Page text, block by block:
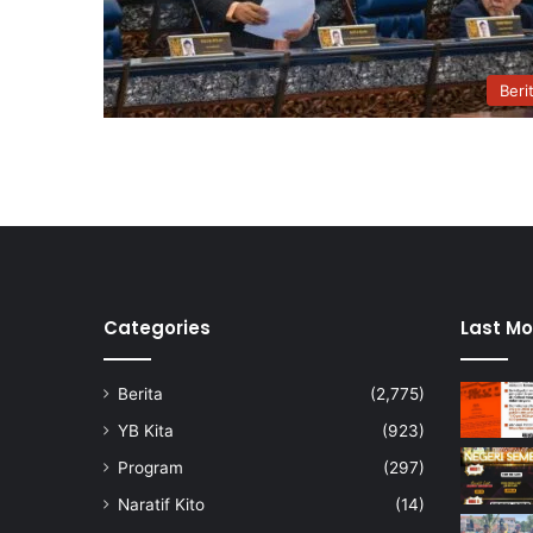
Categories
Berita
(2,775)
YB Kita
(923)
Program
(297)
Naratif Kito
(14)
Last